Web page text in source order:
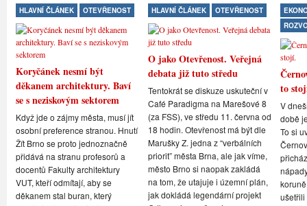
HLAVNÍ ČLÁNEK OTEVŘENOST
Koryčánek nesmí být
děkanem architektury. Baví
se s neziskovým sektorem
Když jde o zájmy města, musí jít
osobní preference stranou. Hnutí
Žít Brno se proto jednoznačně
přidává na stranu profesorů a
docentů Fakulty architektury
VUT, kteří odmítají, aby se
děkanem stal buran, který
HLAVNÍ ČLÁNEK OTEVŘENOST
O jako Otevřenost. Veřejná
debata již tuto středu
Tentokrát se diskuze uskuteční v
Café Paradigma na Marešové 8
(za FSS), ve středu 11. června od
18 hodin. Otevřenost má být dle
Marušky Z. jedna z “verbálních
priorit” města Brna, ale jak víme,
město Brno si naopak zakládá
na tom, že utajuje i územní plán,
jak dokládá legendární projekt
to
V
době
To si
ušetřili